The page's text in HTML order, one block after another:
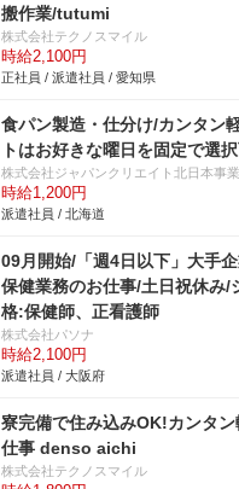
搬作業/tutumi
株式会社テクノスマイル
時給2,100円
正社員 / 派遣社員 / 愛知県
食パン製造・仕分け/カンタン
トはお好きな曜日を固定で選
株式会社ジャパンクリエイト北日本事
時給1,200円
派遣社員 / 北海道
09月開始/「週4日以下」大手
保健業務のお仕事/土日祝休み/
格:保健師、正看護師
株式会社パソナ
時給2,100円
派遣社員 / 大阪府
寮完備で住み込みOK!カンタ
仕事 denso aichi
株式会社テクノスマイル